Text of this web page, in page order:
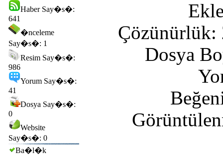
Haber Say�s�:
641
�nceleme
Say�s�: 1
Resim Say�s�:
986
Yorum Say�s�:
41
Dosya Say�s�:
0
Website
Say�s�: 0
Ba�l�k
Çözünürlük:
Dosya